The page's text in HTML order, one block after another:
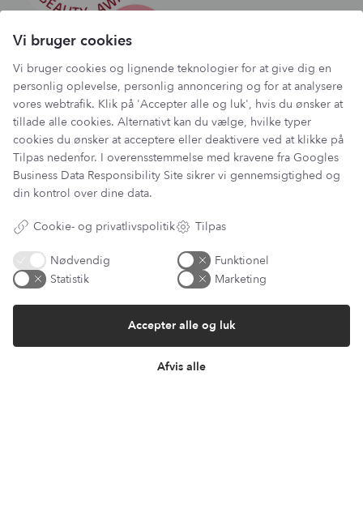
Har du et spørgsmål?
Du kan kontakte vores kundeservice på:
kundeservice@lantzcph.com
Telefon & mail besvares I tidsrummet:
Mandag, Onsdag & Fredag: 09.00 – 14.00
+45 60 13 27 49
Information
Lantz Univers
Vi bruger cookies
Vi bruger cookies og lignende teknologier for at give dig en
personlig oplevelse, personlig annoncering og for at analysere
vores webtrafik. Klik på 'Accepter alle og luk', hvis du ønsker at
tillade alle cookies. Alternativt kan du vælge, hvilke typer
cookies du ønsker at acceptere eller deaktivere ved at klikke på
Tilpas nedenfor. I overensstemmelse med kravene fra Googles
Business Data Responsibility Site sikrer vi gennemsigtighed og
din kontrol over dine data.
Cookie- og privatlivspolitik Tilpas
Nødvendig
Funktionel
Statistik
Marketing
Afvis alle
Accepter alle og luk